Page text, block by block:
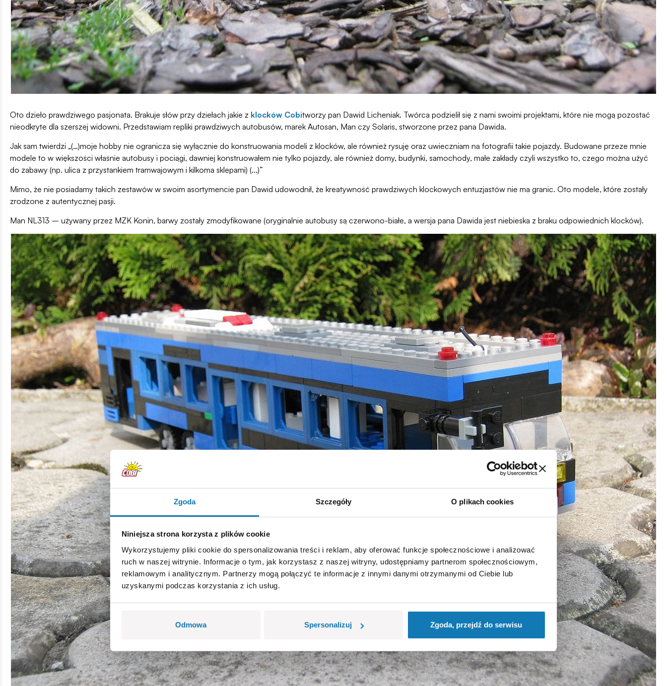
Zgoda Szczegóły O plikach cookies
Niniejsza strona korzysta z plików cookie
Wykorzystujemy pliki cookie do spersonalizowania treści i reklam, aby oferować funkcje społecznościowe i analizować
ruch w naszej witrynie. Informacje o tym, jak korzystasz z naszej witryny, udostępniamy partnerom społecznościowym,
reklamowym i analitycznym. Partnerzy mogą połączyć te informacje z innymi danymi otrzymanymi od Ciebie lub
uzyskanymi podczas korzystania z ich usług.
Odmowa Spersonalizuj Zgoda, przejdź do serwisu
Oto dzieło prawdziwego pasjonata. Brakuje słów przy dziełach jakie z klocków Cobitworzy pan Dawid Licheniak. Twórca podzielił się z nami swoimi projektami, które nie mogą pozostać
nieodkryte dla szerszej widowni. Przedstawiam repliki prawdziwych autobusów, marek Autosan, Man czy Solaris, stworzone przez pana Dawida.
Jak sam twierdzi „(…)moje hobby nie ogranicza się wyłącznie do konstruowania modeli z klocków, ale również rysuję oraz uwieczniam na fotografii takie pojazdy. Budowane przeze mnie
modele to w większości właśnie autobusy i pociągi, dawniej konstruowałem nie tylko pojazdy, ale również domy, budynki, samochody, małe zakłady czyli wszystko to, czego można użyć
do zabawy (np. ulica z przystankiem tramwajowym i kilkoma sklepami) (...)”
Mimo, że nie posiadamy takich zestawów w swoim asortymencie pan Dawid udowodnił, że kreatywność prawdziwych klockowych entuzjastów nie ma granic. Oto modele, które zostały
zrodzone z autentycznej pasji.
Man NL313 – używany przez MZK Konin, barwy zostały zmodyfikowane (oryginalnie autobusy są czerwono-białe, a wersja pana Dawida jest niebieska z braku odpowiednich klocków).